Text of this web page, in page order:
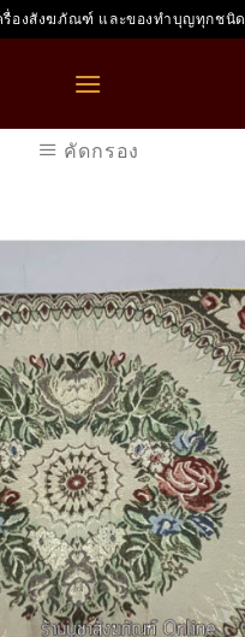
รื่องสังฆภัณฑ์ และของทำบุญทุกชนิด
คัดกรอง